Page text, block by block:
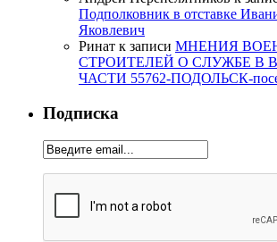
Подполковник в отставке
Яковлевич
Ринат к записи МНЕНИЯ
СТРОИТЕЛЕЙ О СЛУЖБЕ В
ЧАСТИ 55762-ПОДОЛЬСК-
Подписка